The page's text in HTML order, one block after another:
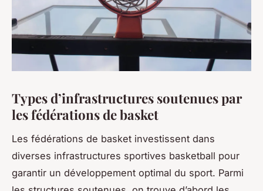
Types d’infrastructures soutenues par
les fédérations de basket
Les fédérations de basket investissent dans
diverses infrastructures sportives basketball pour
garantir un développement optimal du sport. Parmi